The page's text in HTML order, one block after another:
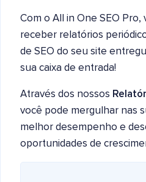
Com o All in One SEO Pro,
receber relatórios
de SEO do seu site
sua caixa de entrada!
Através dos nossos
você pode mergulhar nas
melhor desempenho e
oportunidades de